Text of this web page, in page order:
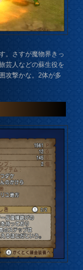
。さすが魔物界きっ
芸人などの蘇生役を
攻撃かな。2体が多